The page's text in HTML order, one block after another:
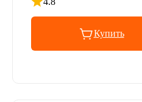
Рейтинг 4.8 из 5
Купить